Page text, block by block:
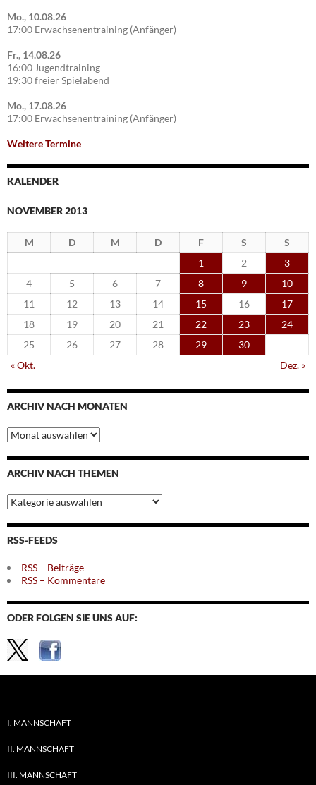
Mo., 10.08.26
17:00 Erwachsenentraining (Anfänger)
Fr., 14.08.26
16:00 Jugendtraining
19:30 freier Spielabend
Mo., 17.08.26
17:00 Erwachsenentraining (Anfänger)
Weitere Termine
KALENDER
NOVEMBER 2013
M D M D F S
S
1
2
3
4
5 6 7 8 9
10
11
12 13 14 15 16
17
18
19 20 21 22 23
24
25
26 27 28 29
30
« Okt.
Dez. »
ARCHIV NACH MONATEN
Archiv
nach
Monaten
ARCHIV NACH THEMEN
Archiv
nach
Themen
RSS-FEEDS
RSS – Beiträge
RSS – Kommentare
ODER FOLGEN SIE UNS AUF:
I. MANNSCHAFT
II. MANNSCHAFT
III. MANNSCHAFT